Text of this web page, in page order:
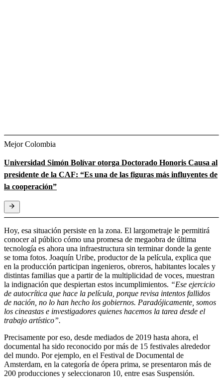
Mejor Colombia
Universidad Simón Bolívar otorga Doctorado Honoris Causa al
presidente de la CAF: “Es una de las figuras más influyentes de
la cooperación”
Hoy, esa situación persiste en la zona. El largometraje le permitirá
conocer al público cómo una promesa de megaobra de última
tecnología es ahora una infraestructura sin terminar donde la gente
se toma fotos. Joaquín Uribe, productor de la película, explica que
en la producción participan ingenieros, obreros, habitantes locales y
distintas familias que a partir de la multiplicidad de voces, muestran
la indignación que despiertan estos incumplimientos. “Ese ejercicio
de autocrítica que hace la película, porque revisa intentos fallidos
de nación, no lo han hecho los gobiernos. Paradójicamente, somos
los cineastas e investigadores quienes hacemos la tarea desde el
trabajo artístico”.
Precisamente por eso, desde mediados de 2019 hasta ahora, el
documental ha sido reconocido por más de 15 festivales alrededor
del mundo. Por ejemplo, en el Festival de Documental de
Amsterdam, en la categoría de ópera prima, se presentaron más de
200 producciones y seleccionaron 10, entre esas Suspensión.